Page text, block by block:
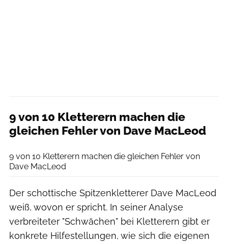
9 von 10 Kletterern machen die
gleichen Fehler von Dave MacLeod
9 von 10 Kletterern machen die gleichen Fehler von
Dave MacLeod
Der schottische Spitzenkletterer Dave MacLeod
weiß, wovon er spricht. In seiner Analyse
verbreiteter "Schwächen" bei Kletterern gibt er
konkrete Hilfestellungen, wie sich die eigenen